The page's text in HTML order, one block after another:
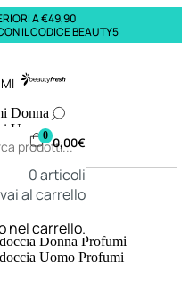
A €49,90
IL CODICE BEAUTY5
Donna
Uomo
Donna
Donna
Uomo
Donna Profumi
Uomo Profumi
0 0,00€
0articoli
vai al carrello
nel carrello.